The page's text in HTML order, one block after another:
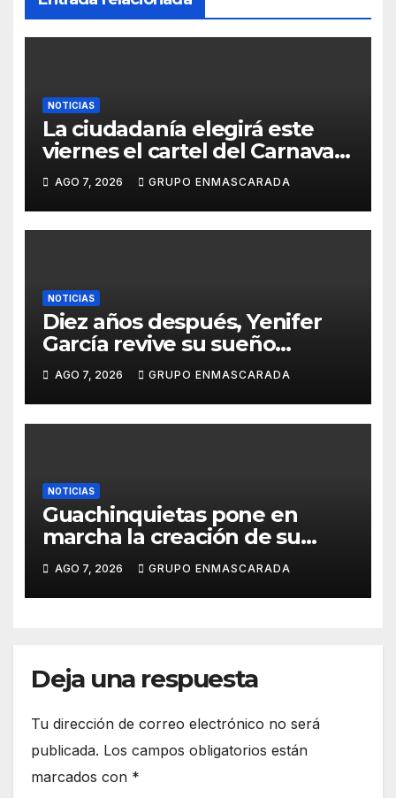
NOTICIAS
La ciudadanía elegirá este
viernes el cartel del Carnaval
de Las Palmas de Gran
Canaria 2027 en una gala
retransmitida por Televisión
AGO 7, 2026 GRUPO ENMASCARADA
NOTICIAS
Diez años después, Yenifer
García revive su sueño
carnavalero en el vídeo de
presentación de San Juan de
la Rambla para el Grand Prix
AGO 7, 2026 GRUPO ENMASCARADA
NOTICIAS
Guachinquietas pone en
marcha la creación de su
repertorio para el Carnaval
2027
AGO 7, 2026 GRUPO ENMASCARADA
Deja una respuesta
Tu dirección de correo electrónico no será
publicada. Los campos obligatorios están
marcados con *